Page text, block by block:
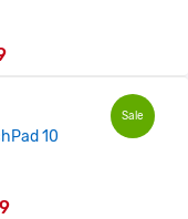
Sale
10